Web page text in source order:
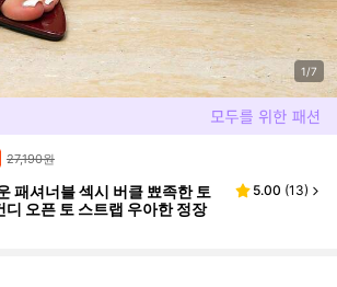
1/7
27,190원
패셔너블 섹시 버클 뾰족한 토
디 오픈 토 스트랩 우아한 정장
5.00 (13)